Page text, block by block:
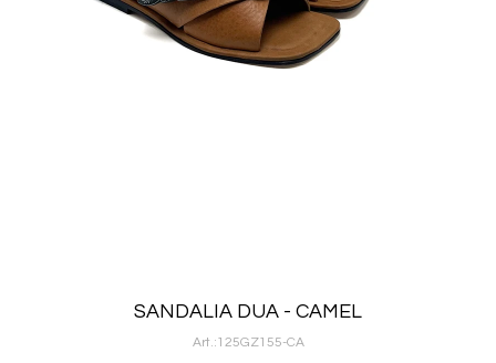
SANDALIA DUA - CAMEL
125GZ155-CA